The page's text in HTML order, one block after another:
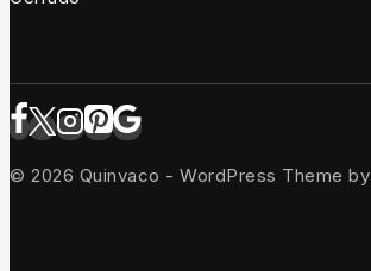
© 2026 Quinvaco - WordPress Theme by